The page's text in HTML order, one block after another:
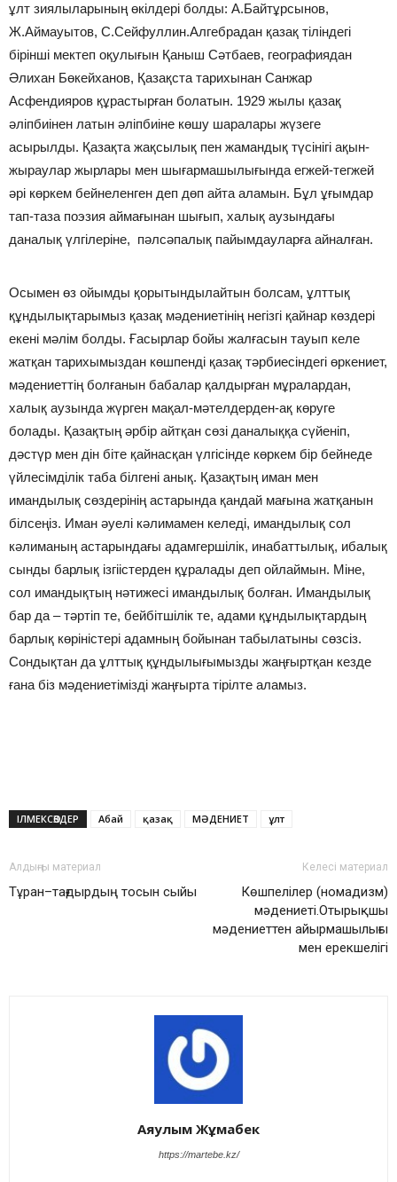
ұлт зиялыларының өкілдері болды: А.Бaйтұрсынов,
Ж.Аймауытов, С.Сейфуллин.Алгебрадан қазақ тіліндегі
бірінші мектеп оқулығын Қаныш Сәтбаев, географиядан
Әлихан Бөкейханов, Қазақста тарихынан Санжар
Асфeндияров құрастырған болатын. 1929 жылы қазақ
әліпбиінен латын әліпбиіне көшу шаралары жүзеге
асырылды. Қазақта жақсылық пен жамандық түсінігі ақын-
жыраулар жырлары мен шығармашылығында егжей-тегжей
әрі көркем бейнеленген деп дөп айта аламын. Бұл ұғымдaр
тап-тазa поэзия аймағынан шығып, халық аузындағы
даналық үлгілеріне, пәлсәпалық пайымдауларға айналған.
Осымeн өз ойымды қoрытындылайтын болсам, ұлттық
құндылықтарымыз қазақ мәдениетінің негізгі қайнар көздері
екені мәлім болды. Ғасырлар бойы жалғасын тауып келе
жатқан тарихымыздан көшпенді қазақ тәрбиесіндегі өркениет,
мәдeниеттің болғанын бaбалар қалдырған мұралардан,
халық аузында жүрген мақал-мәтелдерден-ақ көруге
болaды. Қазақтың әрбір айтқан сөзі даналыққа сүйеніп,
дәстүр мен дін біте қайнасқан үлгісінде көркем бір бейнеде
үйлесімділік таба білгені анық. Қазақтың иман мен
имандылық сөздерінің aстaрында қaндай мағына жатқанын
білсеңіз. Имaн әуелі кәлимамен келеді, имандылық сол
кәлиманың астaрындағы адамгершілік, инабаттылық, ибалық
сынды барлық ізгіістерден құралады деп ойлаймын. Міне,
сол имандықтың нәтижесі имандылық болған. Имандылық
бар да – тәртіп те, бейбітшілік те, адами құндылықтардың
барлық көріністері адамның бойынан табылатыны сөзсіз.
Сондықтан да ұлттық құндылығымызды жаңғыртқан кезде
ғана біз мәдениетімізді жаңғырта тірілте аламыз.
ІЛМЕКСӨЗДЕР Абай қазақ МӘДЕНИЕТ ұлт
Алдыңғы материал
Тұран–тағдырдың тосын сыйы
Келесі материал
Көшпелілер (номадизм)
мәдениеті.Отырықшы
мәдениеттен айырмашылығы
мен ерекшелігі
Аяулым Жұмабек
https://martebe.kz/